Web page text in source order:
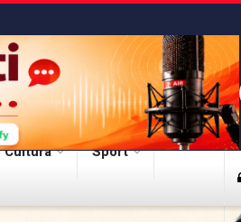
Cultura Sport